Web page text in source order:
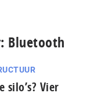
Bluetooth
silo’s? Vier